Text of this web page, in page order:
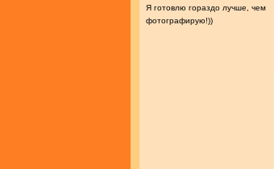
Я готовлю гораздо лучше, чем
фотографирую!))